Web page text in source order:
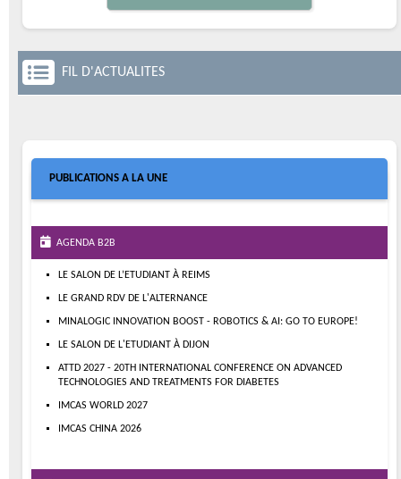
FIL D'ACTUALITES
PUBLICATIONS A LA UNE
AGENDA B2B
LE SALON DE L’ETUDIANT À REIMS
LE GRAND RDV DE L'ALTERNANCE
MINALOGIC INNOVATION BOOST - ROBOTICS & AI: GO TO EUROPE!
LE SALON DE L'ETUDIANT À DIJON
ATTD 2027 - 20TH INTERNATIONAL CONFERENCE ON ADVANCED
TECHNOLOGIES AND TREATMENTS FOR DIABETES
IMCAS WORLD 2027
IMCAS CHINA 2026